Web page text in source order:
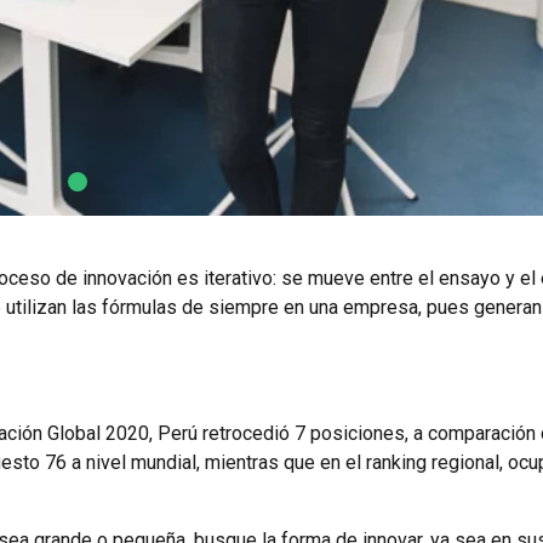
de innovación es iterativo: se mueve entre el ensayo y el
las fórmulas de siempre en una empresa, pues
Global 2020, Perú retrocedió 7 posiciones, a comparación
76 a nivel mundial, mientras que en el ranking regional,